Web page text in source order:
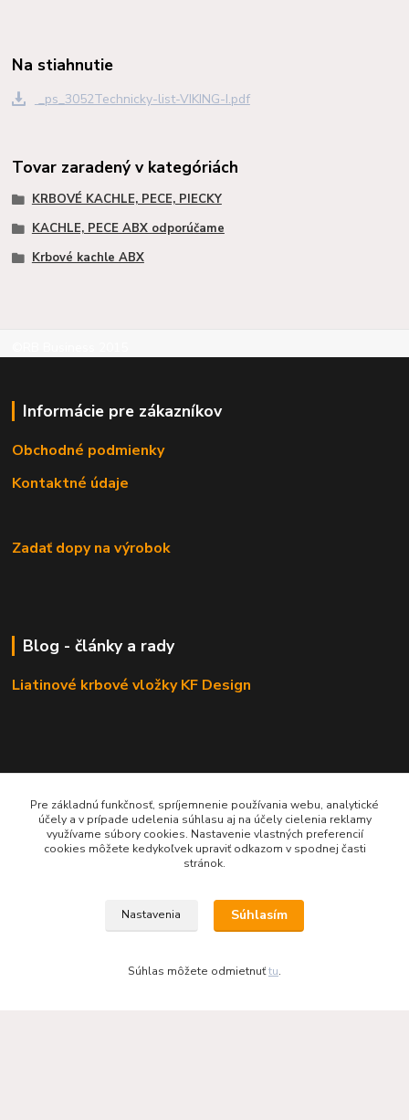
Na stiahnutie
_ps_3052Technicky-list-VIKING-I.pdf
Tovar zaradený v kategóriách
KRBOVÉ KACHLE, PECE, PIECKY
KACHLE, PECE ABX odporúčame
Krbové kachle ABX
Informácie pre zákazníkov
Obchodné podmienky
Kontaktné údaje
Zadať dopy na výrobok
Blog - články a rady
Liatinové krbové vložky KF Design
Haas+Sohn - kachle a krby
Pre základnú funkčnosť, spríjemnenie používania webu, analytické
účely a v prípade udelenia súhlasu aj na účely cielenia reklamy
využívame súbory cookies. Nastavenie vlastných preferencií
cookies môžete kedykoľvek upraviť odkazom v spodnej časti
stránok.
Nastavenia Súhlasím
Súhlas môžete odmietnuťtu.